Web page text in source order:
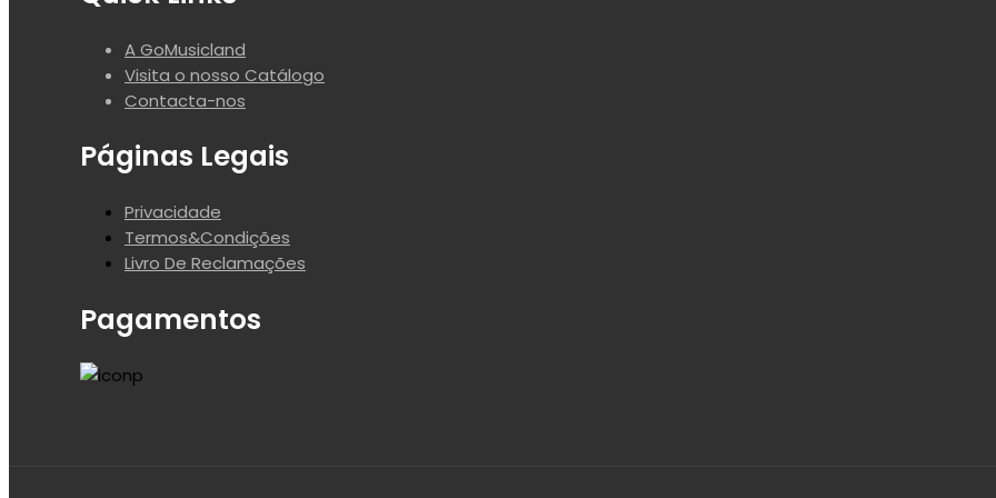
A GoMusicland
Visita o nosso Catálogo
Contacta-nos
Páginas Legais
Privacidade
Termos&Condições
Livro De Reclamações
Pagamentos